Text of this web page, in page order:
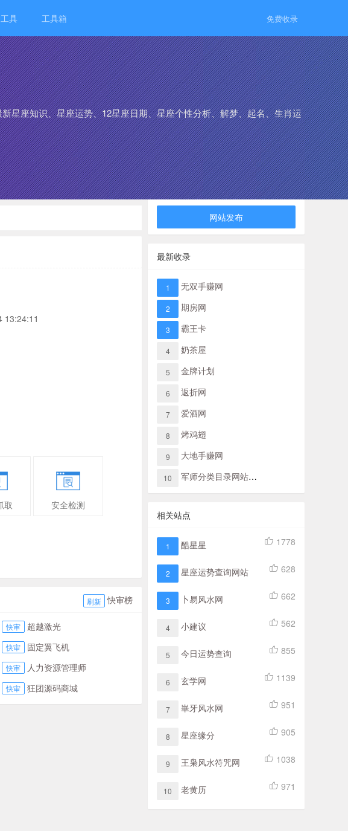
具 工具箱 免费收录
星座知识、星座运势、12星座日期、星座个性分析、解梦、起名、生肖运
13:24:11
取 安全检测
刷新 快审榜
快审 超越激光
快审 固定翼飞机
快审 人力资源管理师
快审 狂团源码商城
网站发布
最新收录
1 无双手赚网
2 期房网
3 霸王卡
4 奶茶屋
5 金牌计划
6 返折网
7 爱酒网
8 烤鸡翅
9 大地手赚网
10 军师分类目录网站导航
相关站点
1 酷星星 1778
2 星座运势查询网站 628
3 卜易风水网 662
4 小建议 562
5 今日运势查询 855
6 玄学网 1139
7 崋牙风水网 951
8 星座缘分 905
9 王枭风水符咒网 1038
10 老黄历 971